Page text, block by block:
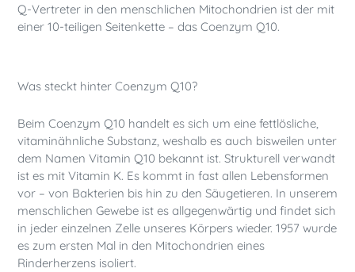
Q-Vertreter in den menschlichen Mitochondrien ist der mit
einer 10-teiligen Seitenkette – das Coenzym Q10.
Was steckt hinter Coenzym Q10?
Beim Coenzym Q10 handelt es sich um eine fettlösliche,
vitaminähnliche Substanz, weshalb es auch bisweilen unter
dem Namen Vitamin Q10 bekannt ist. Strukturell verwandt
ist es mit Vitamin K. Es kommt in fast allen Lebensformen
vor – von Bakterien bis hin zu den Säugetieren. In unserem
menschlichen Gewebe ist es allgegenwärtig und findet sich
in jeder einzelnen Zelle unseres Körpers wieder. 1957 wurde
es zum ersten Mal in den Mitochondrien eines
Rinderherzens isoliert.